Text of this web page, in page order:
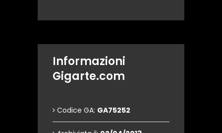
Informazioni
Gigarte.com
Codice GA: GA75252